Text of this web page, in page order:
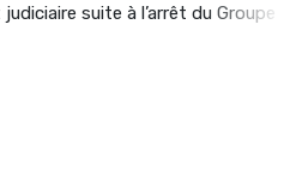
suite à l’arrêt du Groupe